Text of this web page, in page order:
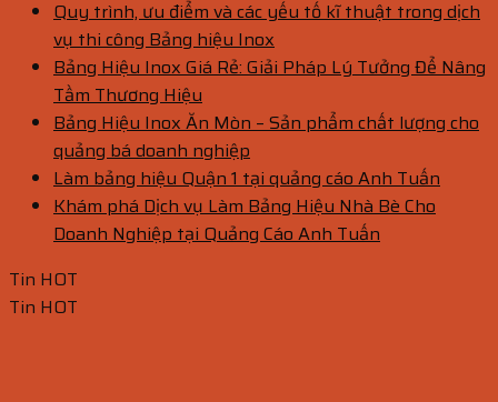
Quy trình, ưu điểm và các yếu tố kĩ thuật trong dịch
vụ thi công Bảng hiệu Inox
Bảng Hiệu Inox Giá Rẻ: Giải Pháp Lý Tưởng Để Nâng
Tầm Thương Hiệu
Bảng Hiệu Inox Ăn Mòn – Sản phẩm chất lượng cho
quảng bá doanh nghiệp
Làm bảng hiệu Quận 1 tại quảng cáo Anh Tuấn
Khám phá Dịch vụ Làm Bảng Hiệu Nhà Bè Cho
Doanh Nghiệp tại Quảng Cáo Anh Tuấn
Tin HOT
Tin HOT